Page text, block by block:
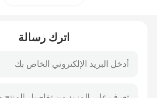
اترك رسالة